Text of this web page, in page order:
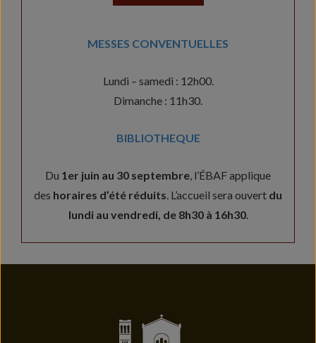
MESSES CONVENTUELLES
Lundi – samedi : 12h00.
Dimanche : 11h30.
BIBLIOTHEQUE
Du 1er juin au 30 septembre, l’ÉBAF applique
des horaires d’été réduits. L’accueil sera ouvert du
lundi au vendredi, de 8h30 à 16h30.